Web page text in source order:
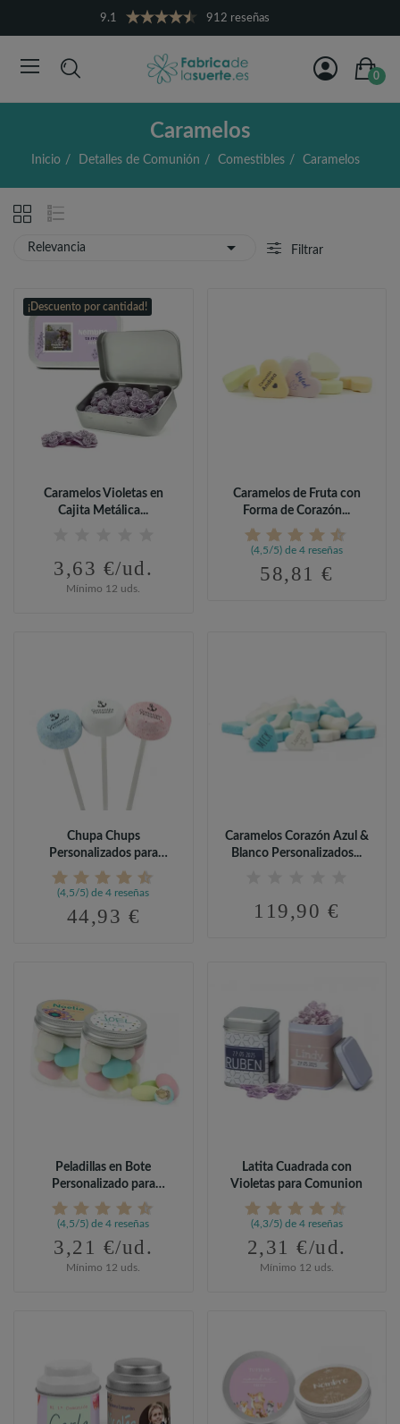
9.1 912 reseñas
0
Caramelos
Inicio Detalles de Comunión Comestibles Caramelos
Relevancia  Filtrar
¡Descuento por cantidad!
Caramelos Violetas en
Cajita Metálica...
3,63 €/ud.
Mínimo 12 uds.
Caramelos de Fruta con
Forma de Corazón...
(4,5/5) de 4 reseñas
58,81 €
Chupa Chups
Personalizados para
Comunión (95 uds)
(4,5/5) de 4 reseñas
44,93 €
Caramelos Corazón Azul &
Blanco Personalizados...
119,90 €
Peladillas en Bote
Personalizado para
Comunión
(4,5/5) de 4 reseñas
3,21 €/ud.
Mínimo 12 uds.
Latita Cuadrada con
Violetas para Comunion
(4,3/5) de 4 reseñas
2,31 €/ud.
Mínimo 12 uds.